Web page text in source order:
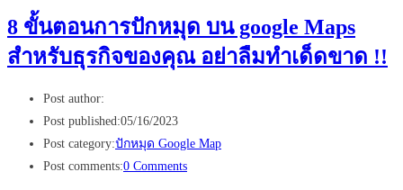
8 ขั้นตอนการปักหมุด บน google Maps
สำหรับธุรกิจของคุณ อย่าลืมทำเด็ดขาด !!
Post author:
Post published:05/16/2023
Post category:ปักหมุด Google Map
Post comments:0 Comments